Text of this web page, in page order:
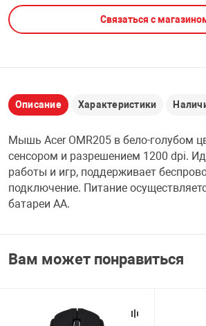
ДОМА
ТЕХНИКА
Связаться с
Описание Характеристики
Мышь Acer OMR205 в бело-голубом
сенсором и разрешением 1200 dpi.
работы и игр, поддерживает
подключение. Питание
батареи AA.
Вам может понравиться